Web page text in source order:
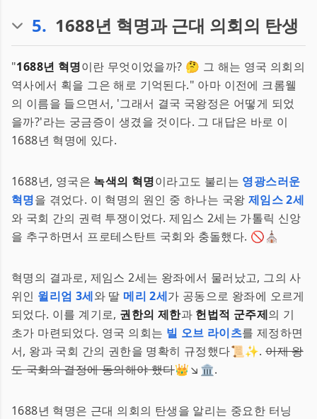
5. 1688년 혁명과 근대 의회의 탄생
"1688년 혁명이란 무엇이었을까? 🤔 그 해는 영국 의회의
역사에서 획을 그은 해로 기억된다." 아마 이전에 크롬웰
의 이름을 들으면서, '그래서 결국 국왕정은 어떻게 되었
을까?'라는 궁금증이 생겼을 것이다. 그 대답은 바로 이
1688년 혁명에 있다.
1688년, 영국은 녹색의 혁명이라고도 불리는 영광스러운
혁명을 겪었다. 이 혁명의 원인 중 하나는 국왕 제임스 2세
와 국회 간의 권력 투쟁이었다. 제임스 2세는 가톨릭 신앙
을 추구하면서 프로테스탄트 국회와 충돌했다. 🚫⛪
혁명의 결과로, 제임스 2세는 왕좌에서 물러났고, 그의 사
위인 윌리엄 3세와 딸 메리 2세가 공동으로 왕좌에 오르게
되었다. 이를 계기로, 권한의 제한과 헌법적 군주제의 기
초가 마련되었다. 영국 의회는 빌 오브 라이츠를 제정하면
서, 왕과 국회 간의 권한을 명확히 규정했다📜✨.이제 왕
도 국회의 결정에 동의해야 했다👑↘️🏛️.
1688년 혁명은 근대 의회의 탄생을 알리는 중요한 터닝